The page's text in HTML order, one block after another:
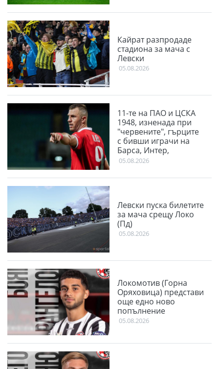
Кайрат разпродаде
стадиона за мача с
Левски
05.08.2026
11-те на ПАО и ЦСКА
1948, изненада при
"червените", гърците
с бивши играчи на
Барса, Интер,
Ливърпул и Ман
05.08.2026
Левски пуска билетите
за мача срещу Локо
(Пд)
05.08.2026
Локомотив (Горна
Оряховица) представи
още едно ново
попълнение
05.08.2026